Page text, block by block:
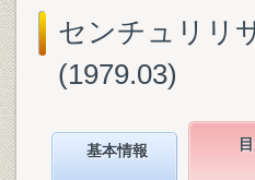
センチュリリ
(1979.03)
基本情報